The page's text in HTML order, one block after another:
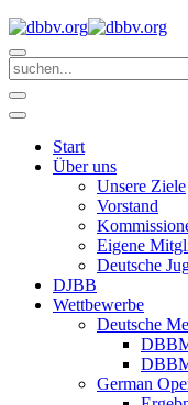
Start
Über uns
Unsere Ziele
Vorstand
Eigene
Deutsche
DJBB
Wettbewerbe
Deutsche
German